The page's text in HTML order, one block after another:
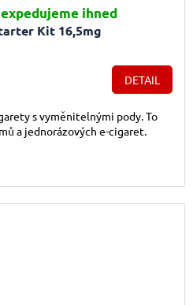
Kit 16,5mg
je 5,0 z 5 hvězdiček.
ihned
DETAIL
s vyměnitelnými pody. To
a jednorázových e-cigaret.